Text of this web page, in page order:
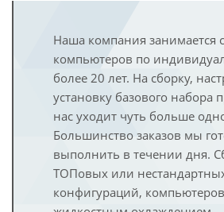
Наша компания занимается
компьютеров по
более 20 лет. На сборку,
установку базового набора
нас уходит чуть больше
Большинство заказов мы
выполнить в течении дня.
ТОПовых или
конфигураций,